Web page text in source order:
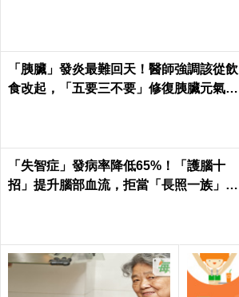
「胰臟」發炎最難回天！醫師強調該從飲
食改起，「五要三不要」修復胰臟元氣｜
「失智症」發病率降低65%！「護腦十
招」提升腦部血流，拒當「長照一族」靠